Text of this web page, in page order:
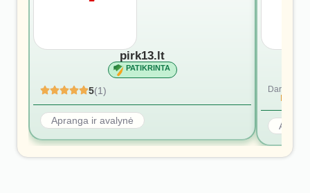
pirk13.lt
PATIKRINTA
5(1)
Apranga ir avalynė
Dar nėra